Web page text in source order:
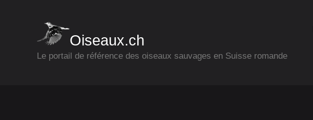
Oiseaux.ch
Le portail de référence des oiseaux sauvages en Suisse romande